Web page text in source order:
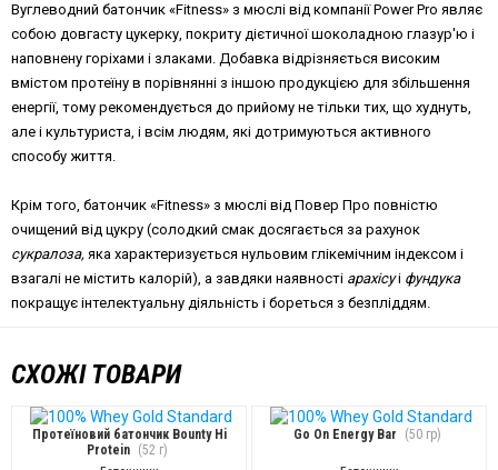
Вуглеводний батончик «Fitness» з мюслі від компанії Power Pro являє
собою довгасту цукерку, покриту дієтичної шоколадною глазур'ю і
наповнену горіхами і злаками. Добавка відрізняється високим
вмістом протеїну в порівнянні з іншою продукцією для збільшення
енергії, тому рекомендується до прийому не тільки тих, що худнуть,
але і культуриста, і всім людям, які дотримуються активного
способу життя.
Крім того, батончик «Fitness» з мюслі від Повер Про повністю
очищений від цукру (солодкий смак досягається за рахунок
сукралоза, яка характеризується нульовим глікемічним індексом і
взагалі не містить калорій), а завдяки наявності арахісуі фундука
покращує інтелектуальну діяльність і бореться з безпліддям.
СХОЖІ ТОВАРИ
Протеїновий батончик Bounty Hi
Protein
(52 г)
Go On Energy Bar (50 гр)